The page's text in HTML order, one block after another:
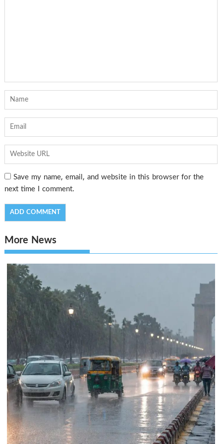
Save my name, email, and website in this browser for the
next time I comment.
More News